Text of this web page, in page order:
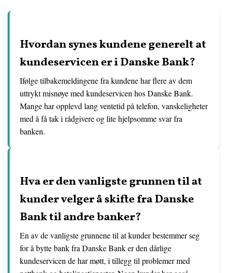
Hvordan synes kundene generelt at
kundeservicen er i Danske Bank?
Ifølge tilbakemeldingene fra kundene har flere av dem
uttrykt misnøye med kundeservicen hos Danske Bank.
Mange har opplevd lang ventetid på telefon, vanskeligheter
med å få tak i rådgivere og lite hjelpsomme svar fra
banken.
Hva er den vanligste grunnen til at
kunder velger å skifte fra Danske
Bank til andre banker?
En av de vanligste grunnene til at kunder bestemmer seg
for å bytte bank fra Danske Bank er den dårlige
kundeservicen de har møtt, i tillegg til problemer med